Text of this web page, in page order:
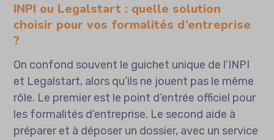
INPI ou Legalstart : quelle solution
choisir pour vos formalités d’entreprise
?
On confond souvent le guichet unique de l’INPI
et Legalstart, alors qu’ils ne jouent pas le même
rôle. Le premier est le point d’entrée officiel pour
les formalités d’entreprise. Le second aide à
préparer et à déposer un dossier, avec un service